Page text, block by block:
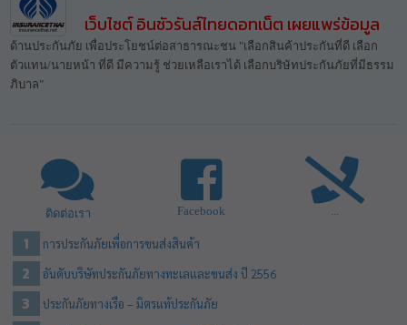
เว็บไซต์ อินชัวรันส์ไทยดอทเน็ต เผยแพร่ข้อมูล
ด้านประกันภัย เพื่อประโยชน์ต่อสาธารณะชน "เลือกสินค้าประกันที่ดี เลือก
ตัวแทน/นายหน้า ที่ดี มีความรู้ ช่วยเหลือเราได้ เลือกบริษัทประกันภัยที่มีธรรม
ภิบาล"
ติดต่อเรา Facebook ...
การประกันภัยเพื่อการขนส่งสินค้า
อันดับบริษัทประกันภัยทางทะเลและขนส่ง ปี 2556
ประกันภัยทางเรือ – มิตรแท้ประกันภัย